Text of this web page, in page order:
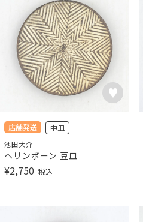
店舗発送 中皿
池田大介
ヘリンボーン 豆皿
¥2,750 税込